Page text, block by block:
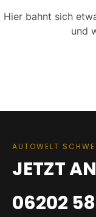
Hier bahnt sich
und
AUTOWELT
JETZT
06202